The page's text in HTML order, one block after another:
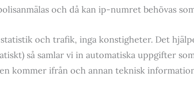
och då kan ip-numret behövas
och trafik, inga konstigheter. Det
så samlar vi in automatiska uppgifter
kommer ifrån och annan teknisk